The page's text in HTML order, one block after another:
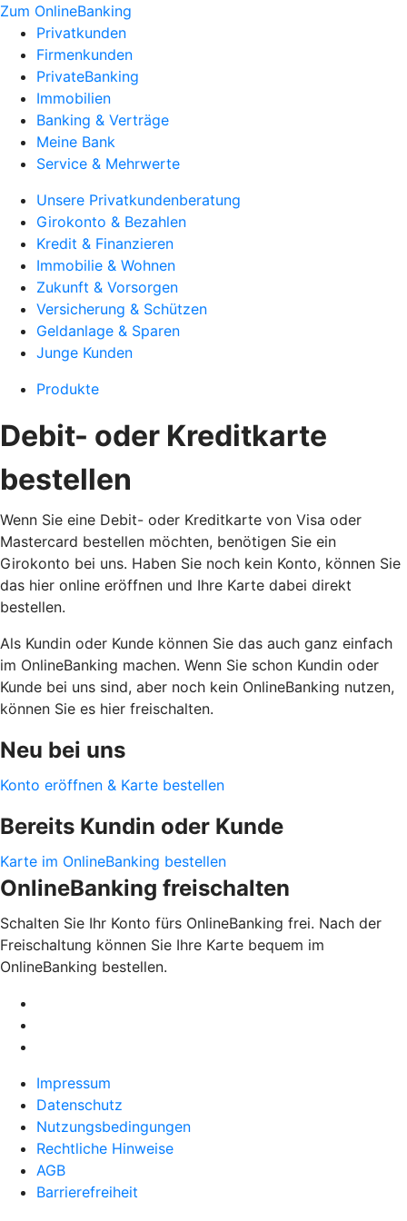
Zum OnlineBanking
Privatkunden
Firmenkunden
PrivateBanking
Immobilien
Banking & Verträge
Meine Bank
Service & Mehrwerte
Unsere Privatkundenberatung
Girokonto & Bezahlen
Kredit & Finanzieren
Immobilie & Wohnen
Zukunft & Vorsorgen
Versicherung & Schützen
Geldanlage & Sparen
Junge Kunden
Produkte
Debit- oder Kreditkarte
bestellen
Wenn Sie eine Debit- oder Kreditkarte von Visa oder
Mastercard bestellen möchten, benötigen Sie ein
Girokonto bei uns. Haben Sie noch kein Konto, können Sie
das hier online eröffnen und Ihre Karte dabei direkt
bestellen.
Als Kundin oder Kunde können Sie das auch ganz einfach
im OnlineBanking machen. Wenn Sie schon Kundin oder
Kunde bei uns sind, aber noch kein OnlineBanking nutzen,
können Sie es hier freischalten.
Neu bei uns
Konto eröffnen & Karte bestellen
Bereits Kundin oder Kunde
Karte im OnlineBanking bestellen
OnlineBanking freischalten
Schalten Sie Ihr Konto fürs OnlineBanking frei. Nach der
Freischaltung können Sie Ihre Karte bequem im
OnlineBanking bestellen.
Impressum
Datenschutz
Nutzungsbedingungen
Rechtliche Hinweise
AGB
Barrierefreiheit